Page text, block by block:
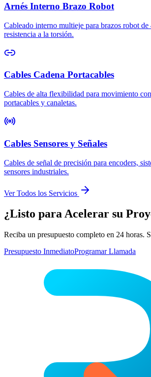
Arnés Interno Brazo Robot
Cableado interno multieje para brazos robot de
resistencia a la torsión.
Cables Cadena Portacables
Cables de alta flexibilidad para movimiento
portacables y canaletas.
Cables Sensores y Señales
Cables de señal de precisión para encoders,
sensores industriales.
Ver Todos los Servicios
¿Listo para Acelerar su
Reciba un presupuesto completo en 24 horas.
Presupuesto InmediatoProgramar Llamada